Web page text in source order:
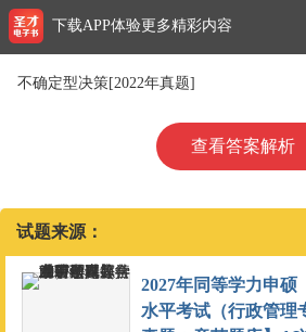
不确定型决策[2022年真题]
查看答案解析
试题来源：
2027年同等学力申硕
水平考试（行政管理
下载APP体验更多精彩内容